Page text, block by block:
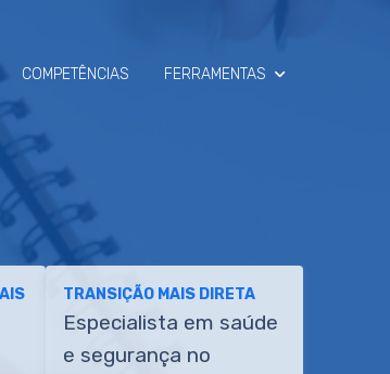
COMPETÊNCIAS FERRAMENTAS
TRANSIÇÃO MAIS DIRETA
Especialista em saúde
e segurança no